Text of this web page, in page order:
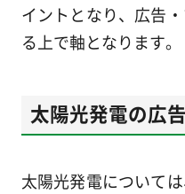
イントとなり、広告
る上で軸となります。
太陽光発電の広
太陽光発電について